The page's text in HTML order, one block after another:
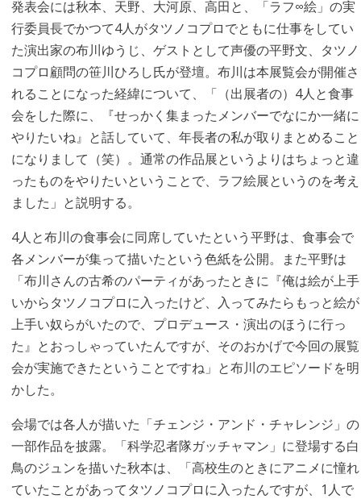
発表会には秋本、天野、大河原、高田と、「ラフ∞絵」の実
行委員長でかつて4人がタツノコプロでともに仕事をしてい
た演出家の布川ゆうじ、ゲストとして声優の平野文、タツノ
コプロ顧問の笹川ひろし氏が登壇。布川は本展覧会が開催さ
れることになった経緯について、「（出展者の）4人と食事
会をした際に、『せっかく集まったメンバーでなにか一緒に
やりたいね』と話していて、年長者の私が取りまとめること
になりまして（笑）。通常の作品展というよりはちょっと違
ったものをやりたいということで、ラフ絵展というのを考え
ました」と説明する。
4人と布川の食事会に同席していたという平野は、食事会で
各メンバーが集って描いたという色紙を公開。また平野は
「布川さんの古希のパーティがあったときに『俺は絵が上手
いからタツノコプロに入ったけど、入ってみたらもっと絵が
上手い奴らがいたので、プロデュース・演出のほうに行っ
た』とおっしゃっていたんですが、そのおかげで今回の展覧
会が実施できたということですね」と布川のエピソードを明
かした。
会場では各人が描いた「チェンジ・アンド・チャレンジ」の
一部作品を披露。「科学忍者隊ガッチャマン」に登場する白
鳥のジュンを描いた秋本は、「高校生のときにアニメに憧れ
ていたことがあってタツノコプロに入ったんですが、1人で